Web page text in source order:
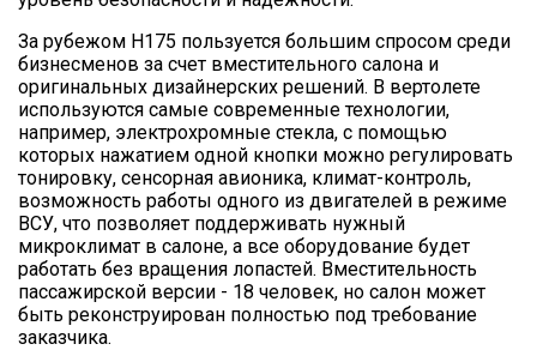
За рубежом Н175 пользуется большим спросом среди
бизнесменов за счет вместительного салона и
оригинальных дизайнерских решений. В вертолете
используются самые современные технологии,
например, электрохромные стекла, с помощью
которых нажатием одной кнопки можно регулировать
тонировку, сенсорная авионика, климат-контроль,
возможность работы одного из двигателей в режиме
ВСУ, что позволяет поддерживать нужный
микроклимат в салоне, а все оборудование будет
работать без вращения лопастей. Вместительность
пассажирской версии - 18 человек, но салон может
быть реконструирован полностью под требование
заказчика.